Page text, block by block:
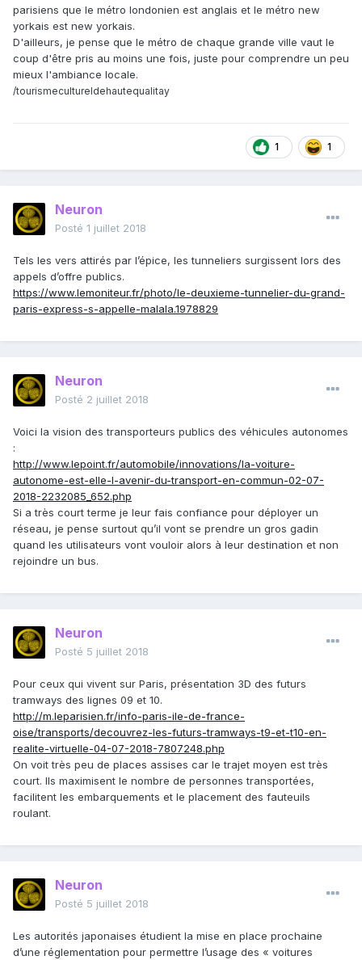
parisiens que le métro londonien est anglais et le métro new
yorkais est new yorkais.
D'ailleurs, je pense que le métro de chaque grande ville vaut le
coup d'être pris au moins une fois, juste pour comprendre un peu
mieux l'ambiance locale.
/tourismecultureldehautequalitay
1 1
Neuron
Posté 1 juillet 2018
Tels les vers attirés par l’épice, les tunneliers surgissent lors des
appels d’offre publics.
https://www.lemoniteur.fr/photo/le-deuxieme-tunnelier-du-grand-
paris-express-s-appelle-malala.1978829
Neuron
Posté 2 juillet 2018
Voici la vision des transporteurs publics des véhicules autonomes
:
http://www.lepoint.fr/automobile/innovations/la-voiture-
autonome-est-elle-l-avenir-du-transport-en-commun-02-07-
2018-2232085_652.php
Si a très court terme je leur fais confiance pour déployer un
réseau, je pense surtout qu’il vont se prendre un gros gadin
quand les utilisateurs vont vouloir alors à leur destination et non
rejoindre un bus.
Neuron
Posté 5 juillet 2018
Pour ceux qui vivent sur Paris, présentation 3D des futurs
tramways des lignes 09 et 10.
http://m.leparisien.fr/info-paris-ile-de-france-
oise/transports/decouvrez-les-futurs-tramways-t9-et-t10-en-
realite-virtuelle-04-07-2018-7807248.php
On voit très peu de places assises car le trajet moyen est très
court. Ils maximisent le nombre de personnes transportées,
facilitent les embarquements et le placement des fauteuils
roulant.
Neuron
Posté 5 juillet 2018
Les autorités japonaises étudient la mise en place prochaine
d’une réglementation pour permettre l’usage des « voitures